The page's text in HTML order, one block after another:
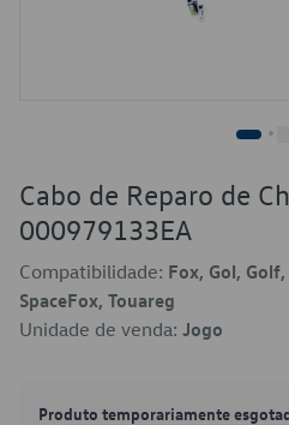
Cabo de Reparo de
000979133EA
Compatibilidade: Fox, Gol,
SpaceFox, Touareg
Unidade de venda: Jogo
Produto temporariamente